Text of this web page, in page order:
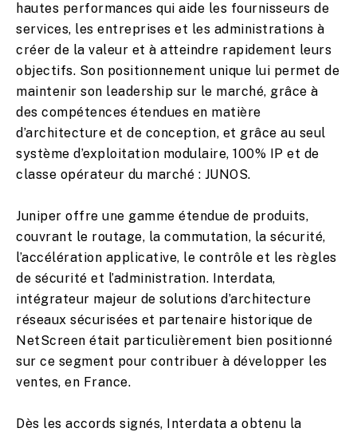
hautes performances qui aide les fournisseurs de
services, les entreprises et les administrations à
créer de la valeur et à atteindre rapidement leurs
objectifs. Son positionnement unique lui permet de
maintenir son leadership sur le marché, grâce à
des compétences étendues en matière
d’architecture et de conception, et grâce au seul
système d’exploitation modulaire, 100% IP et de
classe opérateur du marché : JUNOS.
Juniper offre une gamme étendue de produits,
couvrant le routage, la commutation, la sécurité,
l’accélération applicative, le contrôle et les règles
de sécurité et l’administration. Interdata,
intégrateur majeur de solutions d’architecture
réseaux sécurisées et partenaire historique de
NetScreen était particulièrement bien positionné
sur ce segment pour contribuer à développer les
ventes, en France.
Dès les accords signés, Interdata a obtenu la